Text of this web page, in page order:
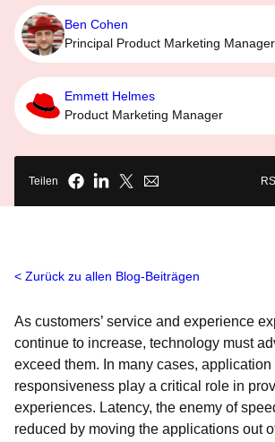
Ben Cohen
Principal Product Marketing Manager
Emmett Helmes
Product Marketing Manager
Teilen
Zurück zu allen Blog-Beiträgen
As customers’ service and experience
continue to increase, technology must
exceed them. In many cases, application
responsiveness play a critical role in
experiences. Latency, the enemy of
reduced by moving the applications out